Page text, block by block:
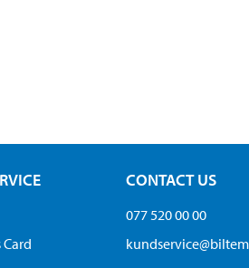
CONTACT US
077 520 00 00